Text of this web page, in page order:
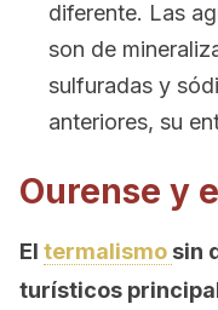
diferente. Las
son de
sulfuradas y
anteriores, su
Ourense y
El termalismo sin
turísticos